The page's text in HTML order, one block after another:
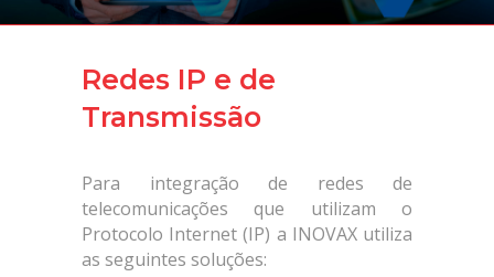
Redes IP e de
Transmissão
Para integração de redes de
telecomunicações que utilizam o
Protocolo Internet (IP) a INOVAX utiliza
as seguintes soluções: